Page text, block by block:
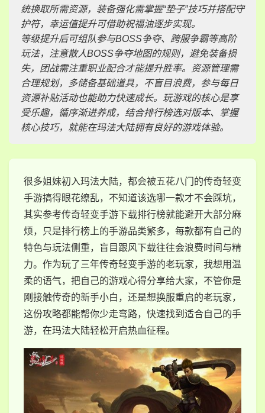
统换取所需资源，装备强化需掌握“垫子”技巧并搭配守
护符，幸运值提升可借助祝福油逐步实现。
等级提升后可组队参与BOSS争夺、跨服争霸等高阶
玩法，注意散人BOSS争夺地图的规则，避免装备损
失，团战需注重职业配合才能提升胜率。资源管理需
合理规划，多储备基础道具，不盲目浪费，参与每日
资源补贴活动也能助力快速成长。玩游戏的核心是享
受乐趣，循序渐进养成，结合排行榜选对版本、掌握
核心技巧，就能在玛法大陆拥有良好的游戏体验。
很多姐妹初入玛法大陆，都会被五花八门的传奇轻变
手游搞得眼花缭乱，不知道该选哪一款才不会踩坑，
其实参考传奇轻变手游下载排行榜就能避开大部分麻
烦，只是排行榜上的手游品类繁多，每款都有自己的
特色与玩法侧重，盲目跟风下载往往会浪费时间与精
力。作为玩了三年传奇轻变手游的老玩家，我想用温
柔的语气，把自己的游戏心得分享给大家，不管你是
刚接触传奇的新手小白，还是想换服重启的老玩家，
这份攻略都能帮你少走弯路，快速找到适合自己的手
游，在玛法大陆轻松开启热血征程。